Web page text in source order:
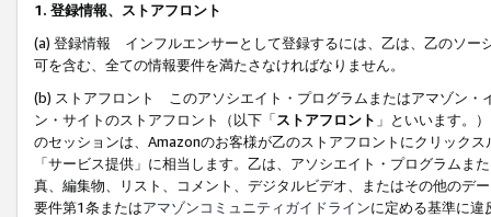
1. 登録情報、ストアフロント
(a) 登録情報 インフルエンサーとして登録するには、乙は、乙のソー
可を含む、全ての情報要件を満たさなければなりません。
(b) ストアフロント このアソシエイト・プログラムまたはアマゾン・
ン・サイトのストアフロント（以下「ストアフロント 」といいます。
のセッションは、Amazonのお客様が乙のストアフロントにクリック
「サービス提供」に相当します。乙は、アソシエイト・プログラム
真、編集物、リスト、コメント、デジタルビデオ、またはその他のデ
要件第1条またはアマゾンコミュニティガイドラインに定める基準に違